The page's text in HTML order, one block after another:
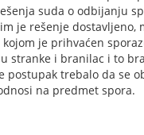
suda o odbijanju
je rešenje dostavljeno,
je prihvaćen
stranke i branilac i to
postupak trebalo da se
na predmet spora.